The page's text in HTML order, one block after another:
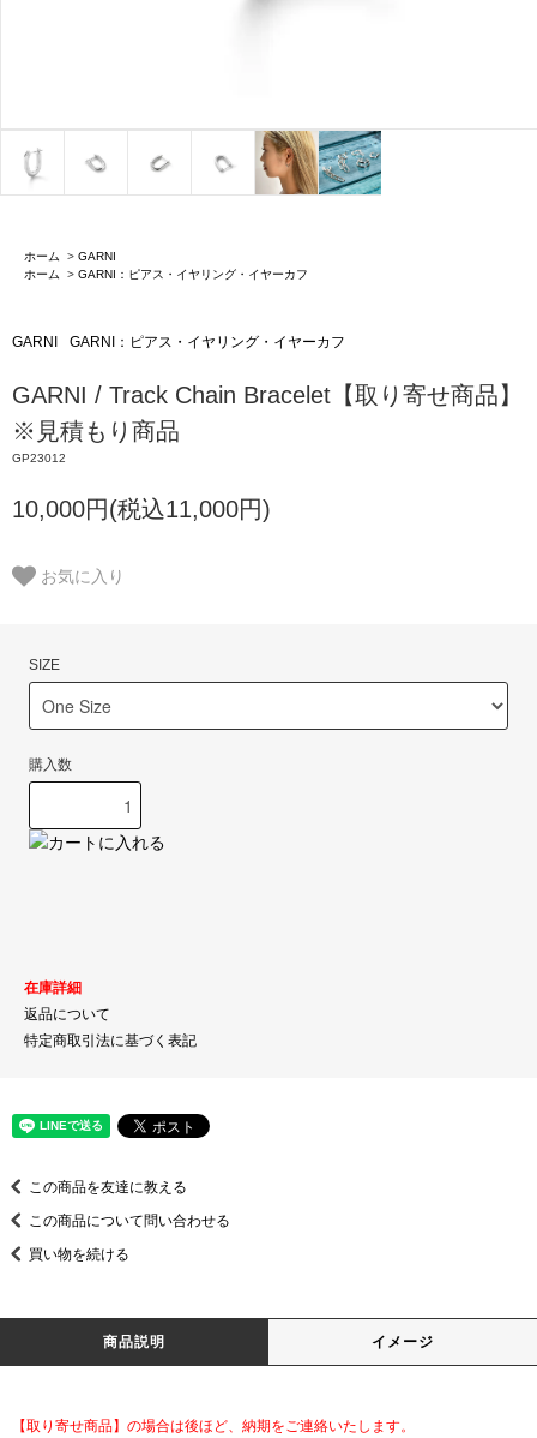
ホーム > GARNI
ホーム
> GARNI：ピアス・イヤリング・イヤーカフ
GARNI GARNI：ピアス・イヤリング・イヤーカフ
GARNI / Track Chain Bracelet【取り寄せ商品】
※見積もり商品
GP23012
10,000円(税込11,000円)
お気に入り
SIZE
購入数
在庫詳細
返品について
特定商取引法に基づく表記
この商品を友達に教える
この商品について問い合わせる
買い物を続ける
商品説明 イメージ
【取り寄せ商品】の場合は後ほど、納期をご連絡いたします。